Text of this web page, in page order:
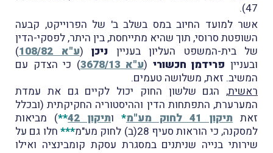
47).
אשר למועד החיוב במס בשלב ב' של הפרוייקט, קבעה
השופטת סרוסי, תוך שהיא מתייחסת, בין היתר, לפסקי-הדין
של בית-המשפט העליון בעניין ניכן (ע"א 108/82
)
ובעניין פרידמן חכשורי (ע"א 3678/13
) כי הצדק עם
המשיב. זאת, משלושה טעמים.
ראשית, הגם שלשון החוק יכול לקיים גם את עמדת
המערערת, התפתחות הדין וההיסטוריה החקיקתית (ובכלל
זאת תיקון 41 לחוק מע"מ *ותיקון 42 **) מביאות
למסקנה, כי הוראות סעיף 28(ב) לחוק מע"מ
*** חלו גם על
שירותי בנייה שניתנים במסגרת עסקת קומבינציה ואילו